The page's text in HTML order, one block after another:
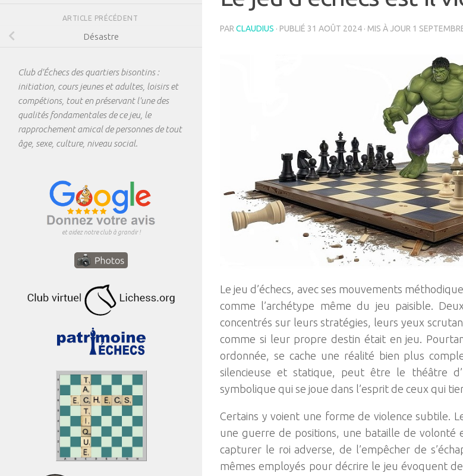
PAR CLAUDIUS · PUBLIÉ 31 AOÛT 2024 · MIS À JOUR 1
Le jeu d’échecs, avec ses mouvements
comme l’archétype même du jeu paisible.
concentrés sur leurs stratégies, leurs yeux
comme si leur propre destin était en jeu.
ordonnée, se cache une réalité bien plus
silencieuse et statique, peut être le théâtre
symbolique qui se joue dans l’esprit de ceux qui
Certains y voient une forme de violence subtile.
une guerre de positions, une bataille de volonté
capturer le roi adverse, de l’empêcher de
mêmes employés pour décrire le jeu évoquent
ARTICLE PRÉCÉDENT
Désastre
Club d'Échecs des quartiers bisontins :
initiation, cours jeunes et adultes, loisirs et
compétions, tout en préservant l'une des
qualités fondamentales de ce jeu, le
rapprochement amical de personnes de tout
âge, sexe, culture, niveau social.
et aidez notre club à grandir !